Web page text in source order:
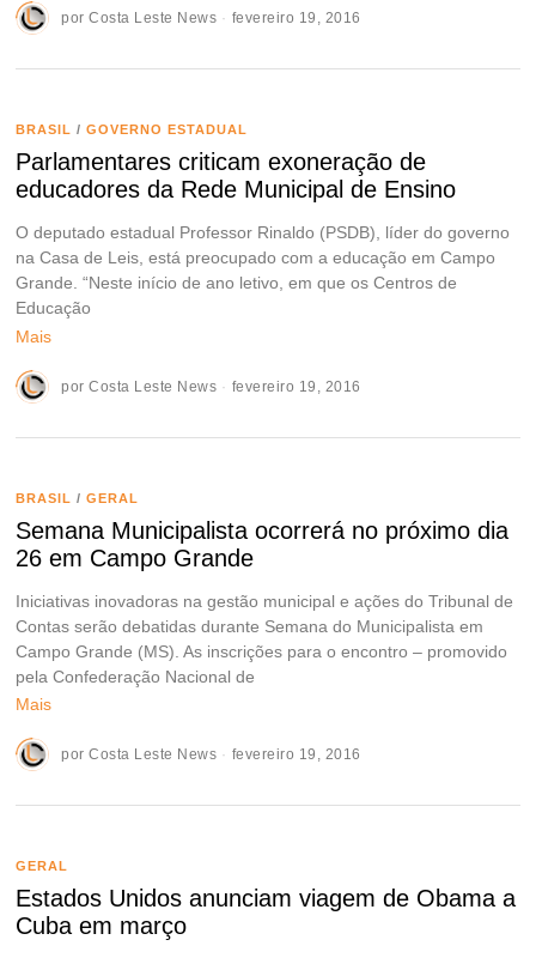
porCosta Leste News fevereiro 19, 2016
BRASIL / GOVERNO ESTADUAL
Parlamentares criticam exoneração de
educadores da Rede Municipal de Ensino
O deputado estadual Professor Rinaldo (PSDB), líder do governo
na Casa de Leis, está preocupado com a educação em Campo
Grande. “Neste início de ano letivo, em que os Centros de
Educação
Mais
porCosta Leste News fevereiro 19, 2016
BRASIL / GERAL
Semana Municipalista ocorrerá no próximo dia
26 em Campo Grande
Iniciativas inovadoras na gestão municipal e ações do Tribunal de
Contas serão debatidas durante Semana do Municipalista em
Campo Grande (MS). As inscrições para o encontro – promovido
pela Confederação Nacional de
Mais
porCosta Leste News fevereiro 19, 2016
GERAL
Estados Unidos anunciam viagem de Obama a
Cuba em março